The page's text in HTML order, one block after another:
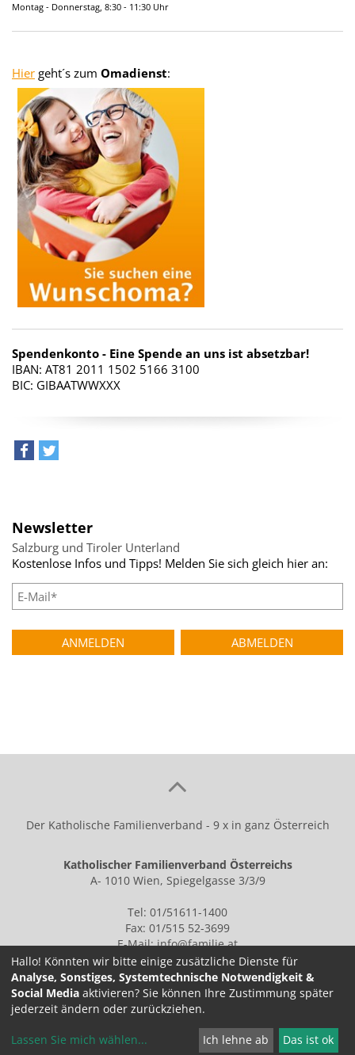
Montag - Donnerstag, 8:30 - 11:30 Uhr
Hier geht´s zum Omadienst:
Spendenkonto - Eine Spende an uns ist absetzbar!
IBAN: AT81 2011 1502 5166 3100
BIC: GIBAATWWXXX
Newsletter
Salzburg und Tiroler Unterland
Kostenlose Infos und Tipps! Melden Sie sich gleich hier an:
Der Katholische Familienverband - 9 x in ganz Österreich
Katholischer Familienverband Österreichs
A- 1010 Wien, Spiegelgasse 3/3/9
Tel: 01/51611-1400
Fax: 01/515 52-3699
E-Mail:info@familie.at
IMPRESSUM
Hallo! Könnten wir bitte einige zusätzliche Dienste für
Analyse, Sonstiges, Systemtechnische Notwendigkeit &
Social Media aktivieren? Sie können Ihre Zustimmung später
jederzeit ändern oder zurückziehen.
Lassen Sie mich wählen... Ich lehne ab Das ist ok